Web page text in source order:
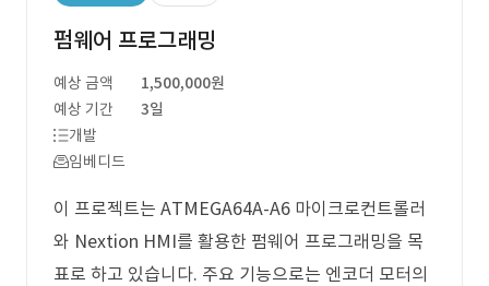
펌웨어 프로그래밍
예상 금액
1,500,000원
예상 기간
3일
개발
임베디드
이 프로젝트는 ATMEGA64A-A6 마이크로컨트롤러
와 Nextion HMI를 활용한 펌웨어 프로그래밍을 목
표로 하고 있습니다. 주요 기능으로는 엔코더 모터의